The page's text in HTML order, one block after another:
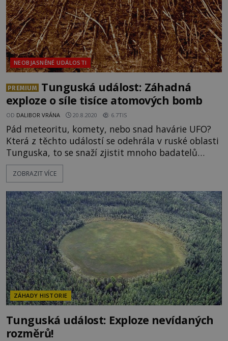
NEOBJASNĚNÉ UDÁLOSTI
PREMIUM
Tunguská událost: Záhadná
exploze o síle tisíce atomových bomb
OD DALIBOR VRÁNA 20.8.2020 6.7TIS
Pád meteoritu, komety, nebo snad havárie UFO?
Která z těchto událostí se odehrála v ruské oblasti
Tunguska, to se snaží zjistit mnoho badatelů
poté, co zde v roce 1908 dochází k nevysvětlitelné
explozi. Je skoro čtvrt na osm ráno místního času a
sluncí. Rázem padá neuvěřitelných 60 milionů
stromů! Půdu ničí obří krátery a krajina je
zdevastovaná k
ZOBRAZIT VÍCE
ZÁHADY HISTORIE
Tunguská událost: Exploze nevídaných
rozměrů!